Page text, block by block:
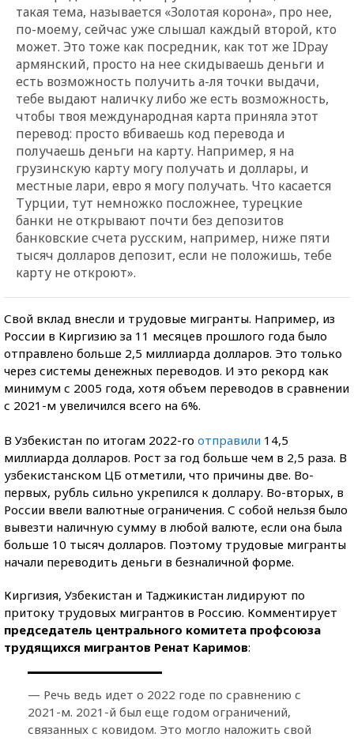
такая тема, называется «Золотая корона», про нее,
по-моему, сейчас уже слышал каждый второй, кто
может. Это тоже как посредник, как тот же IDpay
армянский, просто на нее скидываешь деньги и
есть возможность получить а-ля точки выдачи,
тебе выдают наличку либо же есть возможность,
чтобы твоя международная карта приняла этот
перевод: просто вбиваешь код перевода и
получаешь деньги на карту. Например, я на
грузинскую карту могу получать и доллары, и
местные лари, евро я могу получать. Что касается
Турции, тут немножко посложнее, турецкие
банки не открывают почти без депозитов
банковские счета русским, например, ниже пяти
тысяч долларов депозит, если не положишь, тебе
карту не откроют».
Свой вклад внесли и трудовые мигранты. Например, из
России в Киргизию за 11 месяцев прошлого года было
отправлено больше 2,5 миллиарда долларов. Это только
через системы денежных переводов. И это рекорд как
минимум с 2005 года, хотя объем переводов в сравнении
с 2021-м увеличился всего на 6%.
В Узбекистан по итогам 2022-го отправили 14,5
миллиарда долларов. Рост за год больше чем в 2,5 раза. В
узбекистанском ЦБ отметили, что причины две. Во-
первых, рубль сильно укрепился к доллару. Во-вторых, в
России ввели валютные ограничения. С собой нельзя было
вывезти наличную сумму в любой валюте, если она была
больше 10 тысяч долларов. Поэтому трудовые мигранты
начали переводить деньги в безналичной форме.
Киргизия, Узбекистан и Таджикистан лидируют по
притоку трудовых мигрантов в Россию. Комментирует
председатель центрального комитета профсоюза
трудящихся мигрантов Ренат Каримов:
— Речь ведь идет о 2022 годе по сравнению с
2021-м. 2021-й был еще годом ограничений,
связанных с ковидом. Это могло наложить свой